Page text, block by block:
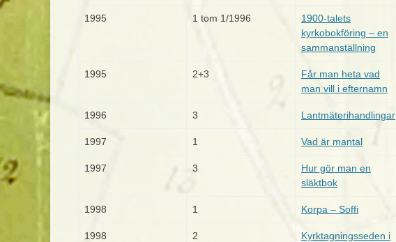
1995 1 tom 1/1996
1900-talets
kyrkobokföring – en
sammanställning
1995 2+3
Får man heta vad
man vill i efternamn
1996 3 Lantmäterihandlingar
1997 1 Vad är mantal
1997 3
Hur gör man en
släktbok
1998 1 Korpa – Soffi
1998 2
Kyrktagningsseden i